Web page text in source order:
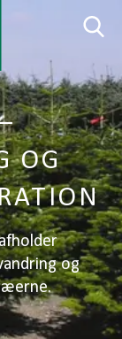
OG
og